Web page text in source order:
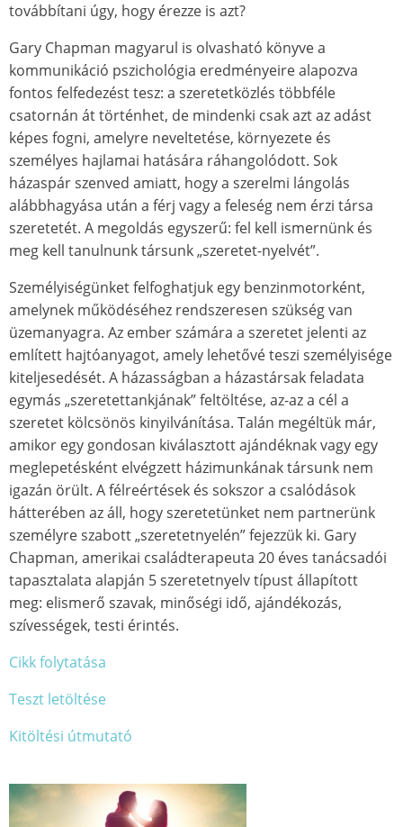
továbbítani úgy, hogy érezze is azt?
Gary Chapman magyarul is olvasható könyve a
kommunikáció pszichológia eredményeire alapozva
fontos felfedezést tesz: a szeretetközlés többféle
csatornán át történhet, de mindenki csak azt az adást
képes fogni, amelyre neveltetése, környezete és
személyes hajlamai hatására ráhangolódott. Sok
házaspár szenved amiatt, hogy a szerelmi lángolás
alábbhagyása után a férj vagy a feleség nem érzi társa
szeretetét. A megoldás egyszerű: fel kell ismernünk és
meg kell tanulnunk társunk „szeretet-nyelvét”.
Személyiségünket felfoghatjuk egy benzinmotorként,
amelynek működéséhez rendszeresen szükség van
üzemanyagra. Az ember számára a szeretet jelenti az
említett hajtóanyagot, amely lehetővé teszi személyisége
kiteljesedését. A házasságban a házastársak feladata
egymás „szeretettankjának” feltöltése, az-az a cél a
szeretet kölcsönös kinyilvánítása. Talán megéltük már,
amikor egy gondosan kiválasztott ajándéknak vagy egy
meglepetésként elvégzett házimunkának társunk nem
igazán örült. A félreértések és sokszor a csalódások
hátterében az áll, hogy szeretetünket nem partnerünk
személyre szabott „szeretetnyelén” fejezzük ki. Gary
Chapman, amerikai családterapeuta 20 éves tanácsadói
tapasztalata alapján 5 szeretetnyelv típust állapított
meg: elismerő szavak, minőségi idő, ajándékozás,
szívességek, testi érintés.
Cikk folytatása
Teszt letöltése
Kitöltési útmutató